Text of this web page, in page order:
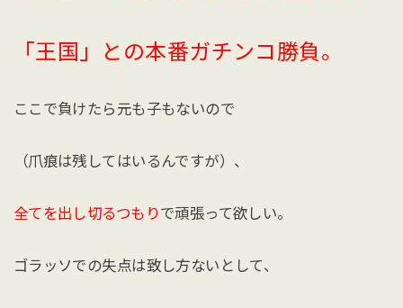
「王国」との本番ガチンコ勝負。
ここで負けたら元も子もないので
（爪痕は残してはいるんですが）、
全てを出し切るつもり で頑張って欲しい。
ゴラッソでの失点は致し方ないとして、